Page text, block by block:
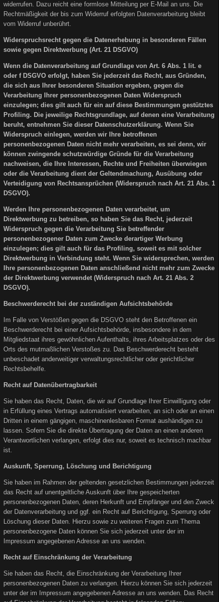
widerrufen. Dazu reicht eine formlose Mitteilung per E-Mail an uns. Die
Rechtmäßigkeit der bis zum Widerruf erfolgten Datenverarbeitung bleibt
vom Widerruf unberührt.
Widerspruchsrecht gegen die Datenerhebung in besonderen Fällen
sowie gegen Direktwerbung (Art. 21 DSGVO)
Wenn die Datenverarbeitung auf Grundlage von Art. 6 Abs. 1 lit. e
oder f DSGVO erfolgt, haben Sie jederzeit das Recht, aus Gründen,
die sich aus Ihrer besonderen Situation ergeben, gegen die
Verarbeitung Ihrer personenbezogenen Daten Widerspruch
einzulegen; dies gilt auch für ein auf diese Bestimmungen gestütztes
Profiling. Die jeweilige Rechtsgrundlage, auf denen eine Verarbeitung
beruht, entnehmen Sie dieser Datenschutzerklärung. Wenn Sie
Widerspruch einlegen, werden wir Ihre betroffenen
personenbezogenen Daten nicht mehr verarbeiten, es sei denn, wir
können zwingende schutzwürdige Gründe für die Verarbeitung
nachweisen, die Ihre Interessen, Rechte und Freiheiten überwiegen
oder die Verarbeitung dient der Geltendmachung, Ausübung oder
Verteidigung von Rechtsansprüchen (Widerspruch nach Art. 21 Abs. 1
DSGVO).
Werden Ihre personenbezogenen Daten verarbeitet, um
Direktwerbung zu betreiben, so haben Sie das Recht, jederzeit
Widerspruch gegen die Verarbeitung Sie betreffender
personenbezogener Daten zum Zwecke derartiger Werbung
einzulegen; dies gilt auch für das Profiling, soweit es mit solcher
Direktwerbung in Verbindung steht. Wenn Sie widersprechen, werden
Ihre personenbezogenen Daten anschließend nicht mehr zum Zwecke
der Direktwerbung verwendet (Widerspruch nach Art. 21 Abs. 2
DSGVO).
Beschwerderecht bei der zuständigen Aufsichtsbehörde
Im Falle von Verstößen gegen die DSGVO steht den Betroffenen ein
Beschwerderecht bei einer Aufsichtsbehörde, insbesondere in dem
Mitgliedstaat ihres gewöhnlichen Aufenthalts, ihres Arbeitsplatzes oder des
Orts des mutmaßlichen Verstoßes zu. Das Beschwerderecht besteht
unbeschadet anderweitiger verwaltungsrechtlicher oder gerichtlicher
Rechtsbehelfe.
Recht auf Datenübertragbarkeit
Sie haben das Recht, Daten, die wir auf Grundlage Ihrer Einwilligung oder
in Erfüllung eines Vertrags automatisiert verarbeiten, an sich oder an einen
Dritten in einem gängigen, maschinenlesbaren Format aushändigen zu
lassen. Sofern Sie die direkte Übertragung der Daten an einen anderen
Verantwortlichen verlangen, erfolgt dies nur, soweit es technisch machbar
ist.
Auskunft, Sperrung, Löschung und Berichtigung
Sie haben im Rahmen der geltenden gesetzlichen Bestimmungen jederzeit
das Recht auf unentgeltliche Auskunft über Ihre gespeicherten
personenbezogenen Daten, deren Herkunft und Empfänger und den Zweck
der Datenverarbeitung und ggf. ein Recht auf Berichtigung, Sperrung oder
Löschung dieser Daten. Hierzu sowie zu weiteren Fragen zum Thema
personenbezogene Daten können Sie sich jederzeit unter der im
Impressum angegebenen Adresse an uns wenden.
Recht auf Einschränkung der Verarbeitung
Sie haben das Recht, die Einschränkung der Verarbeitung Ihrer
personenbezogenen Daten zu verlangen. Hierzu können Sie sich jederzeit
unter der im Impressum angegebenen Adresse an uns wenden. Das Recht